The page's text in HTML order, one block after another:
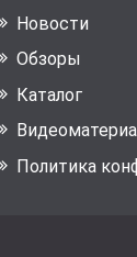
Новости
Обзоры
Каталог
Политика